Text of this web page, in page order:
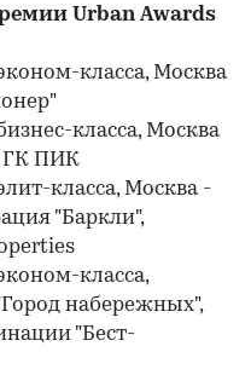
Urban Awards
класса, Москва
класса, Москва
ГК ПИК
класса, Москва -
"Баркли",
класса,
набережных",
"Бест-